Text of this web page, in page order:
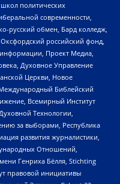
политических
современности,
русский обмен, Бард колледж,
российский фонд,
Проект Медиа,
Духовное Управление
Церкви, Новое
Библейский
Всемирный Институт
Технологии,
за выборами, Республика
развития журналистики,
Отношений,
Генриха Бёлля, Stichting
правовой инициативы